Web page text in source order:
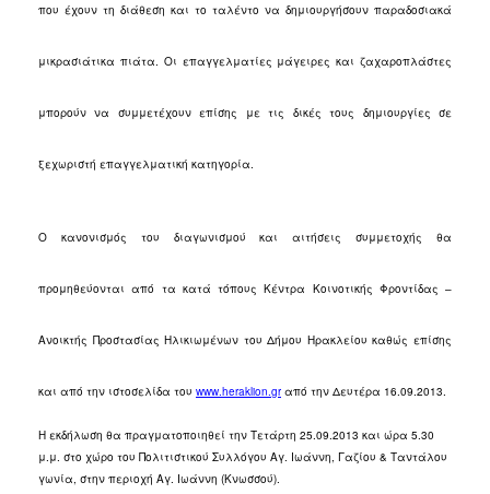
Παντοπωλείο
Ισότητα
Αυτόματοι
ΔΗΜΟΣ
ΠΟΛΙΤΙΣΜΟΣ
που έχουν τη διάθεση και το ταλέντο να δημιουργήσουν παραδοσιακά
μικρασιάτικα πιάτα. Οι επαγγελματίες μάγειρες και ζαχαροπλάστες
μπορούν να συμμετέχουν επίσης με τις δικές τους δημιουργίες σε
ξεχωριστή επαγγελματική κατηγορία.
Ο κανονισμός του διαγωνισμού και αιτήσεις συμμετοχής θα
προμηθεύονται από τα κατά τόπους Κέντρα Κοινοτικής Φροντίδας –
Ανοικτής Προστασίας Ηλικιωμένων του Δήμου Ηρακλείου καθώς επίσης
και από την ιστοσελίδα του www heraklion gr από την Δευτέρα 16.09.2013.
Η εκδήλωση θα πραγματοποιηθεί την Τετάρτη 25.09.2013 και ώρα 5.30
μ.μ. στο χώρο του Πολιτιστικού Συλλόγου Αγ. Ιωάννη, Γαζίου & Ταντάλου
γωνία, στην περιοχή Αγ. Ιωάννη (Κνωσσού).